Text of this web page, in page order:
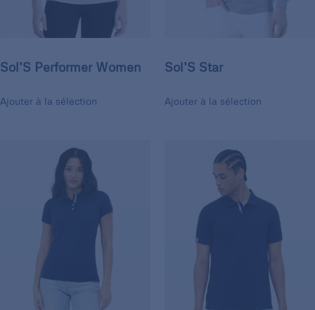
Sol’S Performer Women
Ajouter à la sélection
Sol’S Star
Ajouter à la sélection